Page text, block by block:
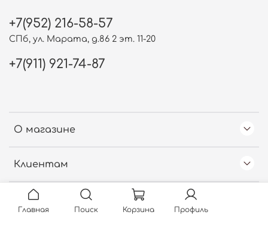
О магазине
Клиентам
+7(952) 216-58-57
СПб, ул. Марата, д.86 2 эт. 11-20
+7(911) 921-74-87
Главная Поиск Корзина Профиль
Free Web Counter